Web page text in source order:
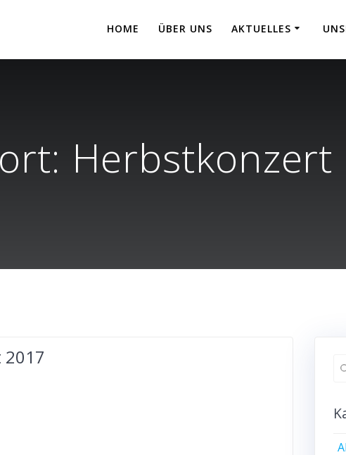
HOME ÜBER UNS AKTUELLES
Herbstkonzert
2017